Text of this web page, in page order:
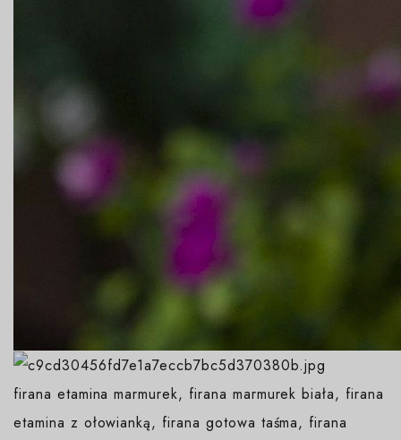
firana etamina marmurek, firana marmurek biała, firana
etamina z ołowianką, firana gotowa taśma, firana